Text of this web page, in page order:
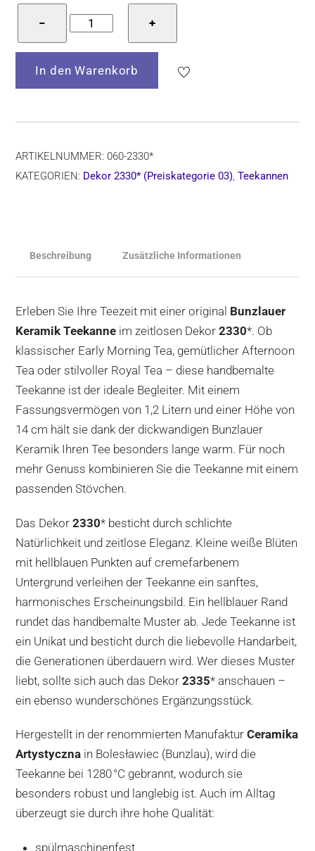
−
Bunzlauer
Keramik
Teekanne
1,2
Liter,
Dekor
2330*
+
In den Warenkorb
ARTIKELNUMMER:060-2330*
KATEGORIEN: Dekor 2330* (Preiskategorie 03),Teekannen
Beschreibung Zusätzliche Informationen
Erleben Sie Ihre Teezeit mit einer original Bunzlauer
Keramik Teekanne im zeitlosen Dekor2330*. Ob
klassischer Early Morning Tea, gemütlicher Afternoon
Tea oder stilvoller Royal Tea – diese handbemalte
Teekanne ist der ideale Begleiter. Mit einem
Fassungsvermögen von 1,2 Litern und einer Höhe von
14 cm hält sie dank der dickwandigen Bunzlauer
Keramik Ihren Tee besonders lange warm. Für noch
mehr Genuss kombinieren Sie die Teekanne mit einem
passenden Stövchen.
Das Dekor2330* besticht durch schlichte
Natürlichkeit und zeitlose Eleganz. Kleine weiße Blüten
mit hellblauen Punkten auf cremefarbenem
Untergrund verleihen der Teekanne ein sanftes,
harmonisches Erscheinungsbild. Ein hellblauer Rand
rundet das handbemalte Muster ab. Jede Teekanne ist
ein Unikat und besticht durch die liebevolle Handarbeit,
die Generationen überdauern wird. Wer dieses Muster
liebt, sollte sich auch das Dekor2335* anschauen –
ein ebenso wunderschönes Ergänzungsstück.
Hergestellt in der renommierten ManufakturCeramika
Artystyczna in Bolesławiec (Bunzlau), wird die
Teekanne bei 1280 °C gebrannt, wodurch sie
besonders robust und langlebig ist. Auch im Alltag
überzeugt sie durch ihre hohe Qualität:
spülmaschinenfest